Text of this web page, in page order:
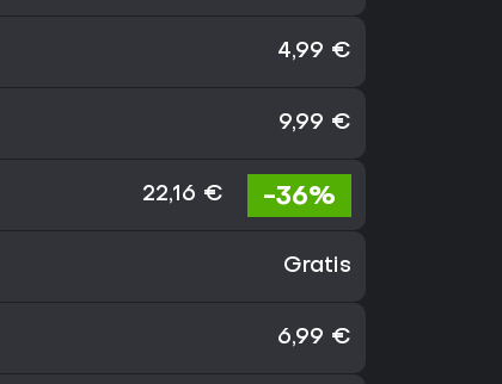
4,99 €
9,99 €
22,16 € -36%
Gratis
6,99 €